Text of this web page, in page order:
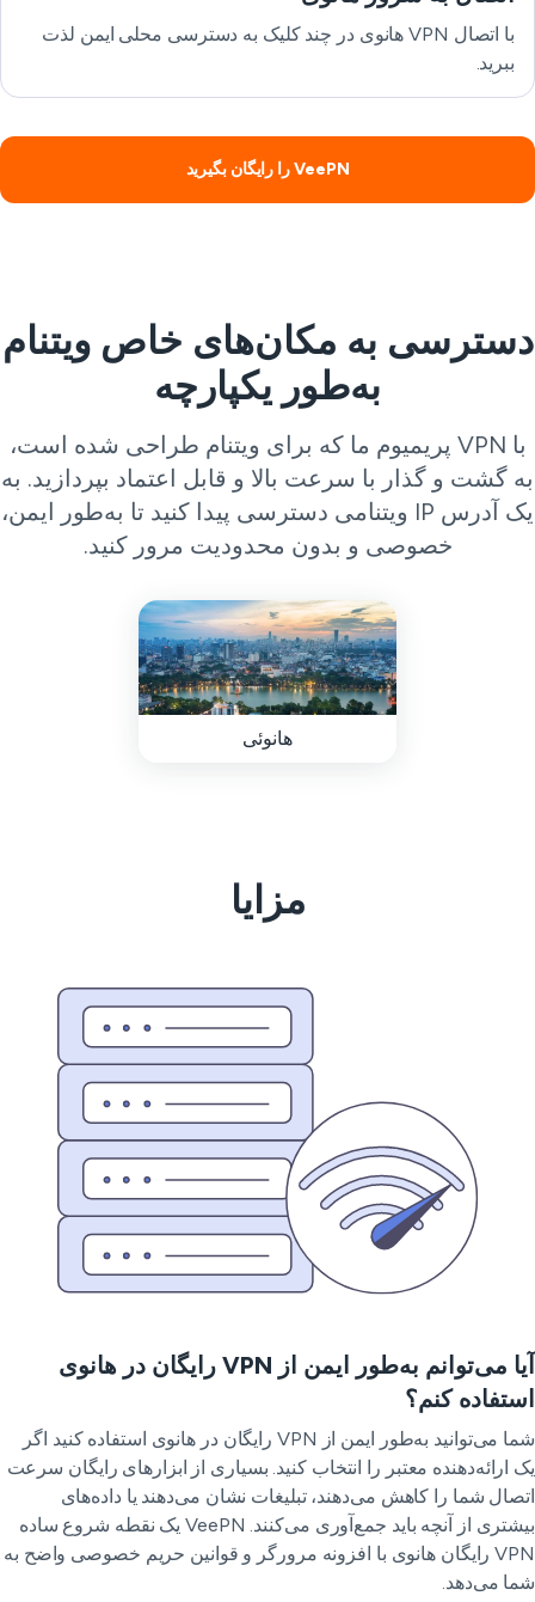
با اتصال VPN هانوی در چند کلیک به دسترسی محلی ایمن لذت
ببرید.
VeePN را رایگان بگیرید
به مکان‌های خاص ویتنام
به‌طور یکپارچه
با VPN پریمیوم ما که برای ویتنام طراحی شده است،
گشت و گذار با سرعت بالا و قابل اعتماد بپردازید. به
یک آدرس IP ویتنامی دسترسی پیدا کنید تا به‌طور ایمن،
خصوصی و بدون محدودیت مرور کنید.
هانوئی
مزایا
آیا می‌توانم به‌طور ایمن از VPN رایگان در هانوی
کنم؟
شما می‌توانید به‌طور ایمن از VPN رایگان در هانوی استفاده کنید اگر
ارائه‌دهنده معتبر را انتخاب کنید. بسیاری از ابزارهای رایگان سرعت
شما را کاهش می‌دهند، تبلیغات نشان می‌دهند یا داده‌های
بیشتری از آنچه باید جمع‌آوری می‌کنند. VeePN یک نقطه شروع ساده
VPN رایگان هانوی با افزونه مرورگر و قوانین حریم خصوصی واضح به
می‌دهد.